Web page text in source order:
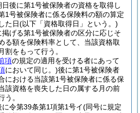
後に第1号被保険者の資格を取得し
1号被保険者に係る保険料の額の算定
た日(以下「資格取得日」という。)
掲げる第1号被保険者の区分に応じそ
る額を保険料率として、当該資格取
割をもって行う。
項の規定の適用を受ける者にあって
において同じ。)後に第1号被保険者
における当該第1号被保険者に係る保
該資格を喪失した日の属する月の前
う。
令第39条第1項第1号イ(同号に規定